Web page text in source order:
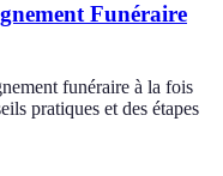
Funéraire
funéraire à la fois
pratiques et des étapes